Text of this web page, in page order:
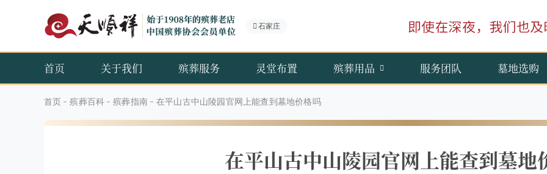
石家庄
首页 关于我们 殡葬服务 灵堂布置 殡葬用品 服务团队 墓地选购
首页 殡葬百科 殡葬指南 在平山古中山陵园官网上能查到墓地价格吗
在平山古中山陵园官网上能查到墓地